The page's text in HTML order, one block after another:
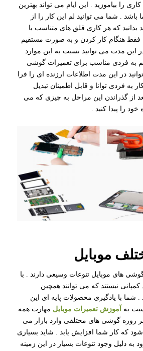
را بیاموزید . این ایام می تواند بهترین
باشد . شما می توانید لم این کار را از
بدانید که هر کاری قلق های متناسب با
فقط هنگام کار کردن و به صورت مستقیم
این مدت می توانید نسبت به این موارد
کم به فردی مناسب برای تعمیرات گوشی
در این مدت اطلاعات ارزنده ای را فرا
به فردی توانا و قابل اطمینان تبدیل
از گذراندن این مراحل به چیزی که می
را پیدا کنید .
موبایل
های موبایل تنوعات وسیعی دارند . با
نیستند که می توانند همچین
. شما با یادگیری محصولات پایه ای این
به
آموزش تعمیرات موبایل مهارت همه
روزه گوشی های مختلفی وارد بازار می
که کار شما افزایش یابد . شاید بسیاری
به دلیل وجود تنوعات بسیار در این زمینه